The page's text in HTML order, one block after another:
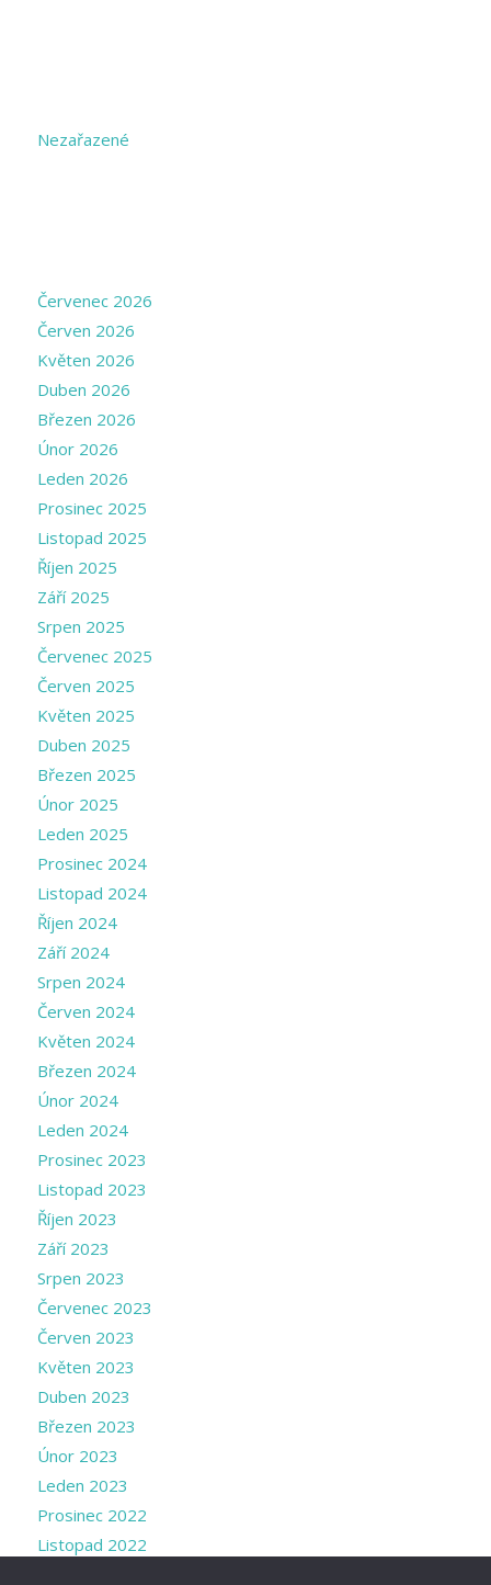
Nezařazené
Červenec 2026
Červen 2026
Květen 2026
Duben 2026
Březen 2026
Únor 2026
Leden 2026
Prosinec 2025
Listopad 2025
Říjen 2025
Září 2025
Srpen 2025
Červenec 2025
Červen 2025
Květen 2025
Duben 2025
Březen 2025
Únor 2025
Leden 2025
Prosinec 2024
Listopad 2024
Říjen 2024
Září 2024
Srpen 2024
Červen 2024
Květen 2024
Březen 2024
Únor 2024
Leden 2024
Prosinec 2023
Listopad 2023
Říjen 2023
Září 2023
Srpen 2023
Červenec 2023
Červen 2023
Květen 2023
Duben 2023
Březen 2023
Únor 2023
Leden 2023
Prosinec 2022
Listopad 2022